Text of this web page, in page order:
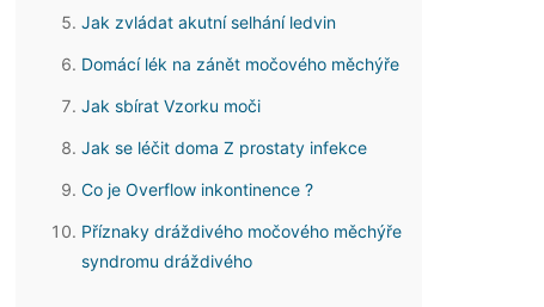
Jak zvládat akutní selhání ledvin
Domácí lék na zánět močového měchýře
Jak sbírat Vzorku moči
Jak se léčit doma Z prostaty infekce
Co je Overflow inkontinence ?
Příznaky dráždivého močového měchýře
syndromu dráždivého